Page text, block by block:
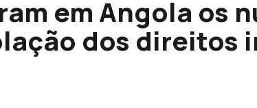
em Angola os
dos direitos